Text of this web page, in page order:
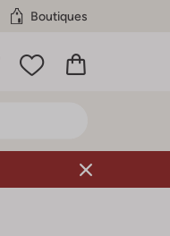
Boutiques